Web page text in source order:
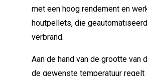
met een hoog rendement en
houtpellets, die
verbrand.
Aan de hand van de grootte van
de gewenste temperatuur regelt